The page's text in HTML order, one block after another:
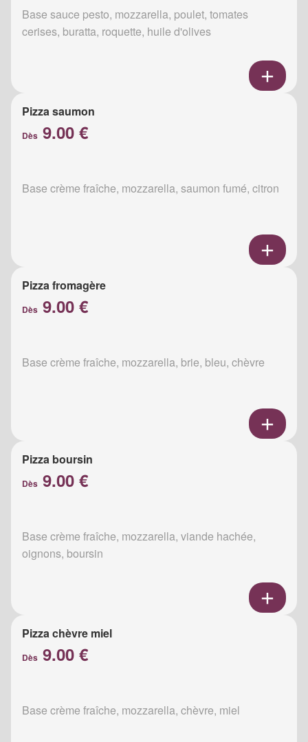
Base sauce pesto, mozzarella, poulet, tomates
cerises, buratta, roquette, huile d'olives
Pizza saumon
Dès 9.00 €
Base crème fraîche, mozzarella, saumon fumé, citron
Pizza fromagère
Dès 9.00 €
Base crème fraîche, mozzarella, brie, bleu, chèvre
Pizza boursin
Dès 9.00 €
Base crème fraîche, mozzarella, viande hachée,
oignons, boursin
Pizza chèvre miel
Dès 9.00 €
Base crème fraîche, mozzarella, chèvre, miel